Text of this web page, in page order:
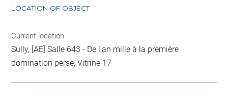
LOCATION OF OBJECT
Current location
Sully, [AE] Salle 643 - De l'an mille à la première
domination perse, Vitrine 17